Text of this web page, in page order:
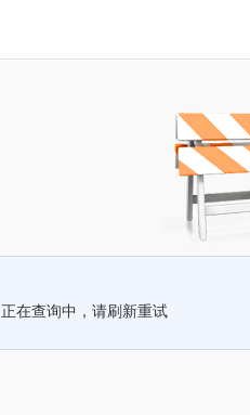
正在查询中，请刷新重试